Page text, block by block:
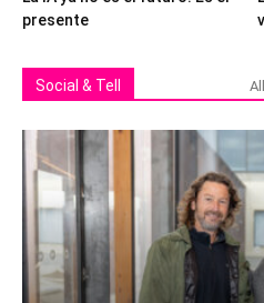
presente
Social & Tell All